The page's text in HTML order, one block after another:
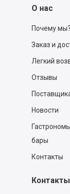
О нас
Почему мы?
Заказ и
Легкий
Отзывы
Новости
бары
Контакты
Контакты